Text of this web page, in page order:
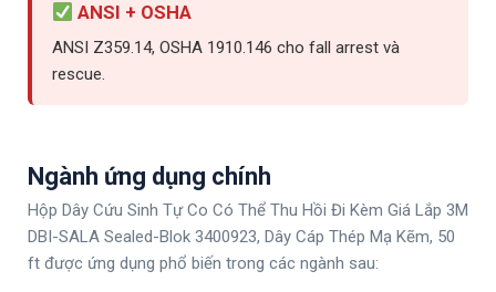
ANSI + OSHA
ANSI Z359.14, OSHA 1910.146 cho fall arrest và
rescue.
Ngành ứng dụng chính
Hộp Dây Cứu Sinh Tự Co Có Thể Thu Hồi Đi Kèm Giá Lắp 3M
DBI-SALA Sealed-Blok 3400923, Dây Cáp Thép Mạ Kẽm, 50
ft được ứng dụng phổ biến trong các ngành sau: